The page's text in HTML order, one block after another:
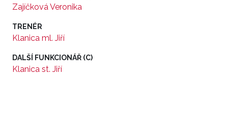
Zajíčková Veronika
TRENÉR
Klanica ml. Jiří
DALŠÍ FUNKCIONÁŘ (C)
Klanica st. Jiří